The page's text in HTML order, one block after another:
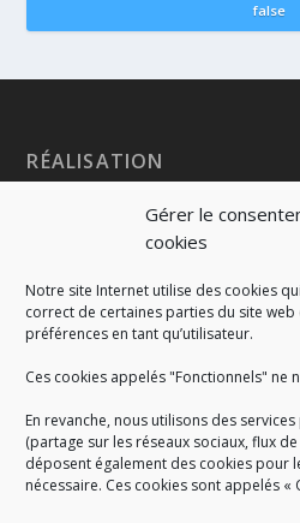
Gérer le
cookies
Notre site Internet utilise des cookies
correct de certaines parties du site
préférences en tant qu’utilisateur.
Ces cookies appelés "Fonctionnels" ne
En revanche, nous utilisons des
(partage sur les réseaux sociaux, flux
déposent également des cookies pour
nécessaire. Ces cookies sont appelés «
false
RÉALISATION